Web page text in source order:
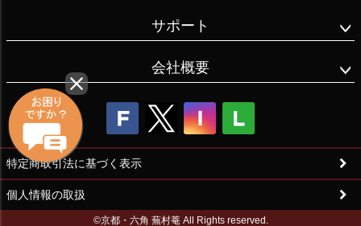
サポート
会社概要
特定商取引法に基づく表示
個人情報の取扱
©京都・六角 蕪村菴 All Rights reserved.